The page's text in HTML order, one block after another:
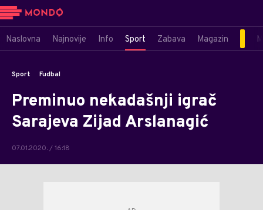
Naslovna Najnovije Info Sport Zabava Magazin
Sport Fudbal
Preminuo nekadašnji igrač
Sarajeva Zijad Arslanagić
07.01.2020. / 16:18